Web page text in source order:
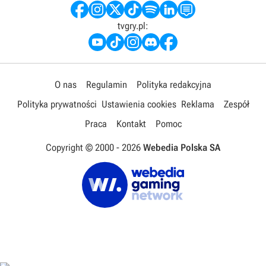
tvgry.pl:
O nas Regulamin
Polityka redakcyjna
Polityka prywatności Ustawienia cookies Reklama
Zespół
Praca
Kontakt Pomoc
Copyright © 2000 - 2026 Webedia Polska SA